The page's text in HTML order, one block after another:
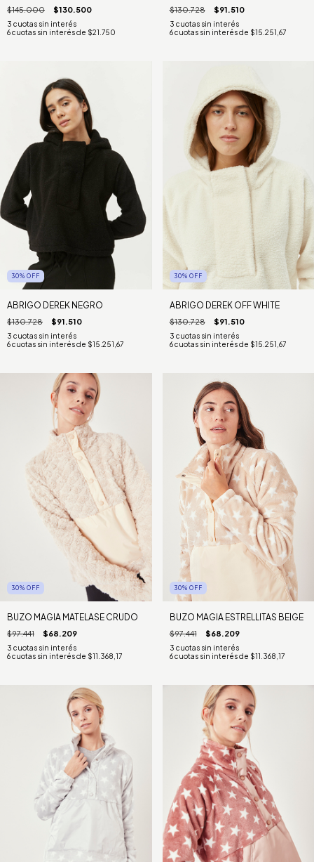
$145.000 $130.500
6cuotas sin interés de $21.750
$130.728 $91.510
6 cuotas sin interés de $15.251,67
30% OFF
ABRIGO DEREK NEGRO
$130.728 $91.510
6cuotas sin interés de $15.251,67
30% OFF
ABRIGO DEREK OFF WHITE
$130.728 $91.510
6 cuotas sin interés de $15.251,67
30% OFF
BUZO MAGIA MATELASE CRUDO
$97.441 $68.209
6cuotas sin interés de $11.368,17
30% OFF
BUZO MAGIA ESTRELLITAS BEIGE
$97.441 $68.209
6 cuotas sin interés de $11.368,17